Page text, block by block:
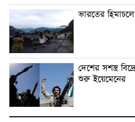
ভারতের
দেশের সশস্ত্র
শুরু ইয়েমেনের